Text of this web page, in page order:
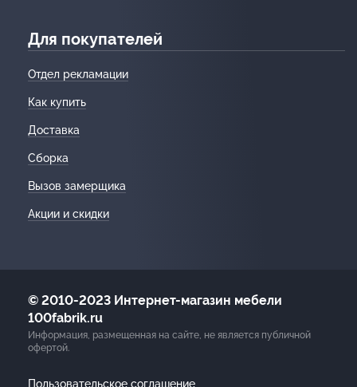
Для покупателей
Отдел рекламации
Как купить
Доставка
Сборка
Вызов замерщика
Акции и скидки
© 2010-2023 Интернет-магазин мебели
100fabrik.ru
Информация, размещенная на сайте, не является публичной
офертой.
Пользовательское соглашение